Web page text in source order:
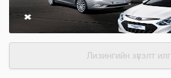
Лизингийн хүсэлт